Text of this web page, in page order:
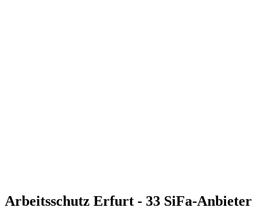
Arbeitsschutz Erfurt - 33 SiFa-Anbieter